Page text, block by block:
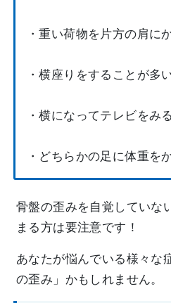
・重い荷物を片方の肩に
・横座りをすることが多
・横になってテレビをみ
・どちらかの足に体重を
骨盤の歪みを自覚していな
まる方は要注意です！
あなたが悩んでいる様々な
の歪み」かもしれません。